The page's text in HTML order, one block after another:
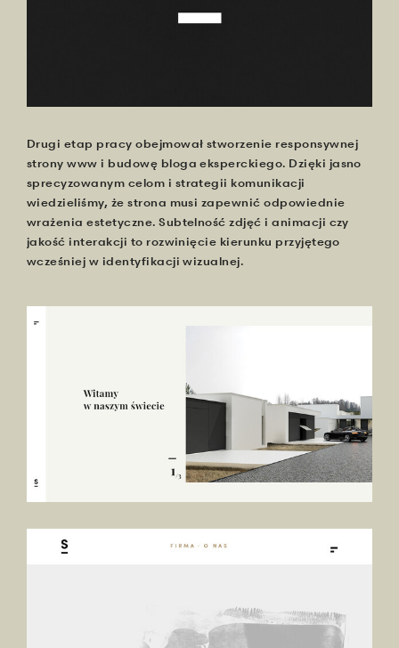
Drugi etap pracy obejmował stworzenie responsywnej
strony www i budowę bloga eksperckiego. Dzięki jasno
sprecyzowanym celom i strategii komunikacji
wiedzieliśmy, że strona musi zapewnić odpowiednie
wrażenia estetyczne. Subtelność zdjęć i animacji czy
jakość interakcji to rozwinięcie kierunku przyjętego
wcześniej w identyfikacji wizualnej.